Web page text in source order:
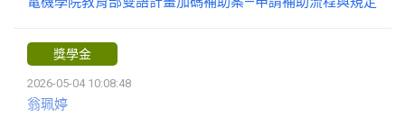
獎學金
2026-05-04 10:08:48
翁珮婷